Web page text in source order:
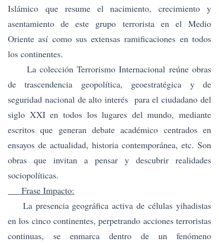
Islámico que resume el nacimiento, crecimiento y
asentamiento de este grupo terrorista en el Medio
Oriente así como sus extensas ramificaciones en todos
los continentes.
La colección Terrorismo Internacional reúne obras
de trascendencia geopolítica, geoestratégica y de
seguridad nacional de alto interés para el ciudadano del
siglo XXI en todos los lugares del mundo, mediante
escritos que generan debate académico centrados en
ensayos de actualidad, historia contemporánea, etc. Son
obras que invitan a pensar y descubrir realidades
sociopolíticas.
Frase Impacto:
La presencia geográfica activa de células yihadistas
en los cinco continentes, perpetrando acciones terroristas
continuas, se enmarca dentro de un fenómeno